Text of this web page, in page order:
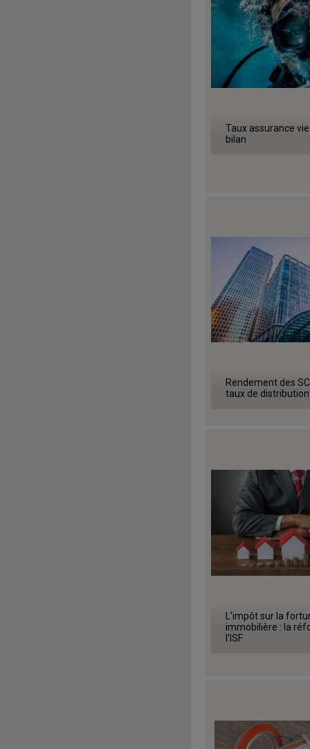
Taux assurance
bilan
Rendement des
taux de
L'impôt sur la
immobilière : la
l'ISF